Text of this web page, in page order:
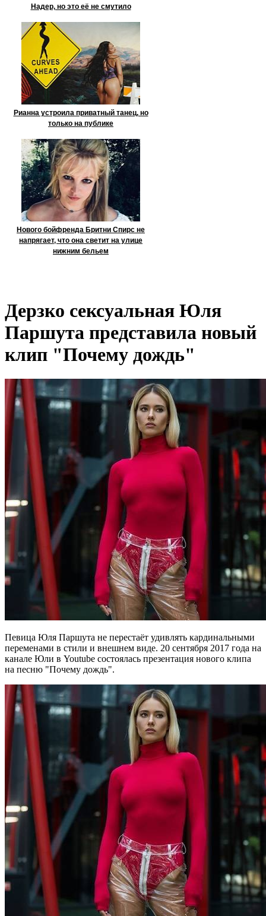
Надер, но это её не смутило
Рианна устроила приватный танец, но
только на публике
Нового бойфренда Бритни Спирс не
напрягает, что она светит на улице
нижним бельем
Дерзко сексуальная Юля
Паршута представила новый
клип "Почему дождь"
Певица Юля Паршута не перестаёт удивлять кардинальными
переменами в стили и внешнем виде. 20 сентября 2017 года на
канале Юли в Youtube состоялась презентация нового клипа
на песню "Почему дождь".